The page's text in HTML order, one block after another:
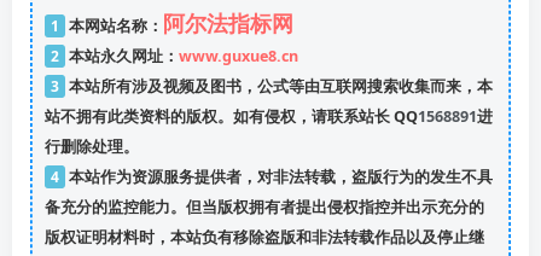
1 本网站名称： 阿尔法指标网
2 本站永久网址： www.guxue8.cn
3 本站所有涉及视频及图书，公式等由互联网搜索收集而来，本
站不拥有此类资料的版权。如有侵权，请联系站长 QQ1568891进
行删除处理。
4 本站作为资源服务提供者，对非法转载，盗版行为的发生不具
备充分的监控能力。但当版权拥有者提出侵权指控并出示充分的
版权证明材料时，本站负有移除盗版和非法转载作品以及停止继